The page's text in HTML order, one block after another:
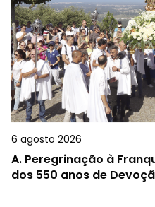
6 agosto 2026
A. Peregrinação à
dos 550 anos de